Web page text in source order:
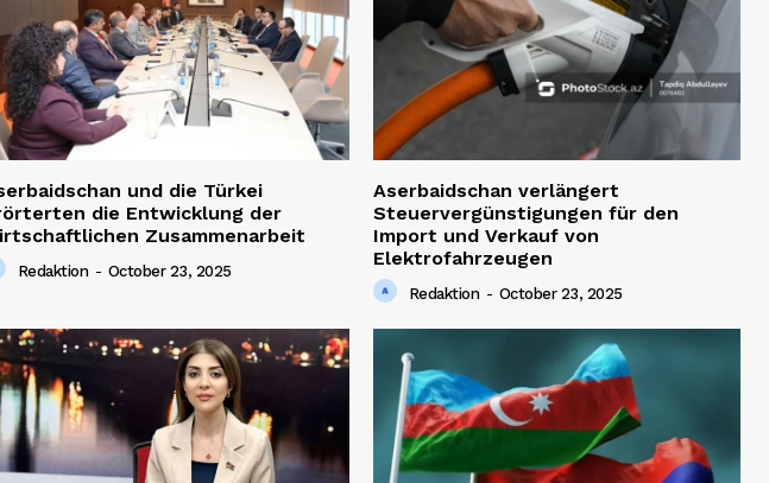
und die Türkei
die Entwicklung der
Zusammenarbeit
Redaktion - October 23, 2025
Aserbaidschan verlängert
Steuervergünstigungen für den
Import und Verkauf von
Elektrofahrzeugen
Redaktion - October 23, 2025